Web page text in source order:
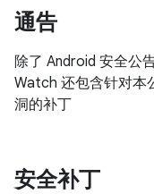
通告
除了 Android 安全公
Watch 还包含针对本
洞的补丁
安全补丁